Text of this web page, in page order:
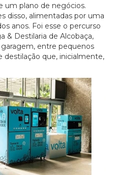
um plano de negócios.
disso, alimentadas por uma
anos. Foi esse o percurso
& Destilaria de Alcobaça,
entre pequenos
destilação que, inicialmente,